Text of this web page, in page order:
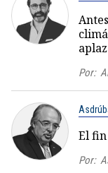
Por:
El
Por: